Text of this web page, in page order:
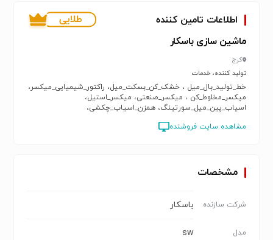
اطلاعات تامین کننده
ماشین سازی باسکار
کرج
تولید کننده، خدمات
خط_تولید_بال_میل ، خشک_کن_بسکت_میل، راکتور_شیمیایی_میکسر،
میکسر_مخلوط_کن ، میکسر_صنعتی، میکسر_استیل،
اسیاب_پین_میل_سورتینگ، همزن_اسیاب_چکشی،
ماشین_سازی_هاشمی_باسکار، بلندر، مشاور_قرارداد_صنعتی،
مشاهده سایت فروشنده
مشخصات
شرکت سازنده باسکار
مدل sw